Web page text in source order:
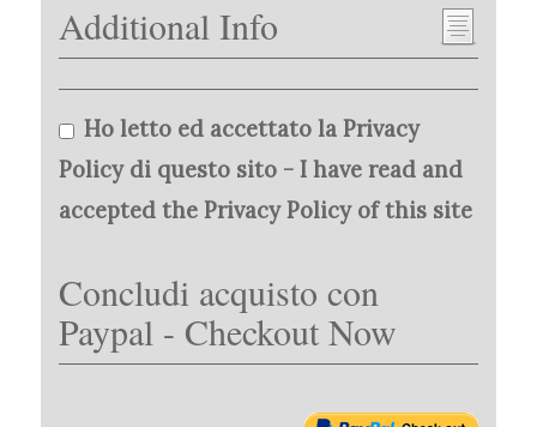
Additional Info
Ho letto ed accettato la Privacy
Policy di questo sito - I have read and
accepted the Privacy Policy of this site
Concludi acquisto con
Paypal - Checkout Now